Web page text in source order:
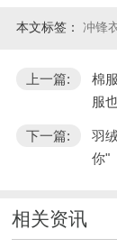
本文标签： 冲锋
上一篇:
棉
服
下一篇:
羽
你"
相关资讯